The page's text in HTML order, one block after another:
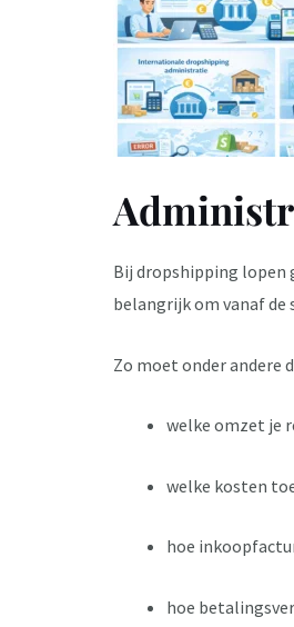
Bij dropshipping lopen
belangrijk om vanaf
Zo moet onder andere
welke omzet je
welke kosten
hoe
hoe